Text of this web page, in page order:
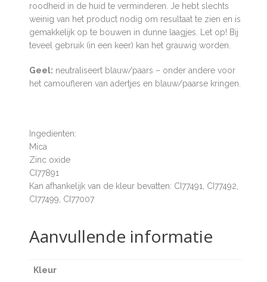
roodheid in de huid te verminderen. Je hebt slechts
weinig van het product nodig om resultaat te zien en is
gemakkelijk op te bouwen in dunne laagjes. Let op! Bij
teveel gebruik (in een keer) kan het grauwig worden.
Geel: neutraliseert blauw/paars – onder andere voor
het camoufleren van adertjes en blauw/paarse kringen.
Ingedienten:
Mica
Zinc oxide
CI77891
Kan afhankelijk van de kleur bevatten: CI77491, CI77492,
CI77499, CI77007
Aanvullende informatie
Kleur